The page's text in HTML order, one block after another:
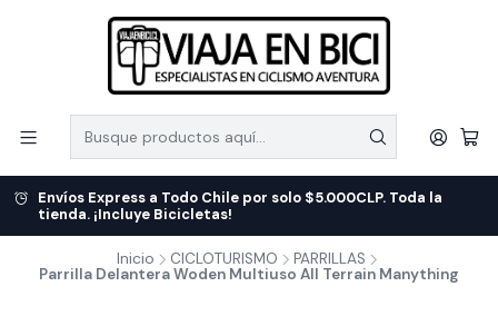
Envíos Express a Todo Chile por solo $5.000CLP. Toda la
tienda. ¡Incluye Bicicletas!
Inicio CICLOTURISMO
PARRILLAS
Parrilla Delantera Woden Multiuso All Terrain Manything